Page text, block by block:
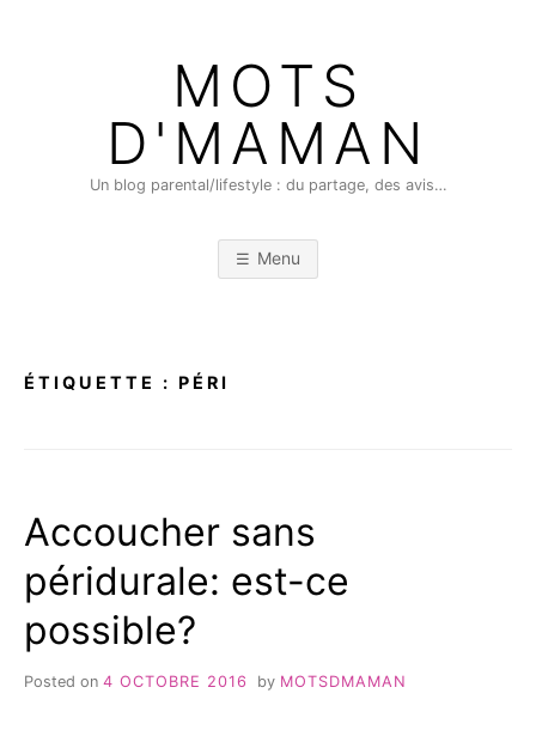
MOTS
D'MAMAN
Un blog parental/lifestyle : du partage, des avis…
Menu
ÉTIQUETTE : PÉRI
Accoucher sans
péridurale: est-ce
possible?
Posted on 4 OCTOBRE 2016 by MOTSDMAMAN